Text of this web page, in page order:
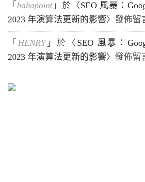
「 hahapoint 」於〈 SEO 風暴：
2023 年演算法更新的影響〉發佈留
「 HENRY」於〈 SEO 風暴：
2023 年演算法更新的影響〉發佈留